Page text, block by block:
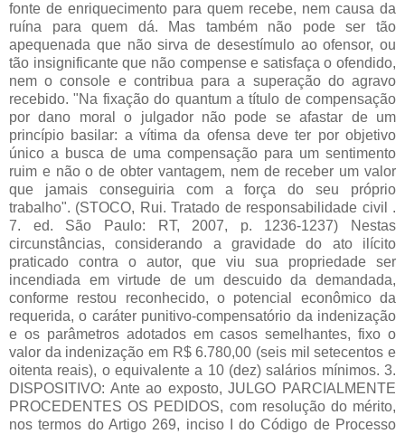
fonte de enriquecimento para quem recebe, nem causa da
ruína para quem dá. Mas também não pode ser tão
apequenada que não sirva de desestímulo ao ofensor, ou
tão insignificante que não compense e satisfaça o ofendido,
nem o console e contribua para a superação do agravo
recebido. "Na fixação do quantum a título de compensação
por dano moral o julgador não pode se afastar de um
princípio basilar: a vítima da ofensa deve ter por objetivo
único a busca de uma compensação para um sentimento
ruim e não o de obter vantagem, nem de receber um valor
que jamais conseguiria com a força do seu próprio
trabalho". (STOCO, Rui. Tratado de responsabilidade civil .
7. ed. São Paulo: RT, 2007, p. 1236-1237) Nestas
circunstâncias, considerando a gravidade do ato ilícito
praticado contra o autor, que viu sua propriedade ser
incendiada em virtude de um descuido da demandada,
conforme restou reconhecido, o potencial econômico da
requerida, o caráter punitivo-compensatório da indenização
e os parâmetros adotados em casos semelhantes, fixo o
valor da indenização em R$ 6.780,00 (seis mil setecentos e
oitenta reais), o equivalente a 10 (dez) salários mínimos. 3.
DISPOSITIVO: Ante ao exposto, JULGO PARCIALMENTE
PROCEDENTES OS PEDIDOS, com resolução do mérito,
nos termos do Artigo 269, inciso I do Código de Processo